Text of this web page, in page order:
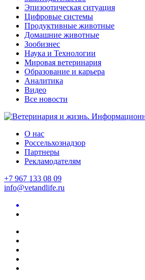
Эпизоотическая ситуация
Цифровые системы
Продуктивные животные
Домашние животные
Зообизнес
Наука и Технологии
Мировая ветеринария
Образование и карьера
Аналитика
Видео
Все новости
О нас
Россельхознадзор
Партнеры
Рекламодателям
+7 967 133 08 09
info@vetandlife.ru